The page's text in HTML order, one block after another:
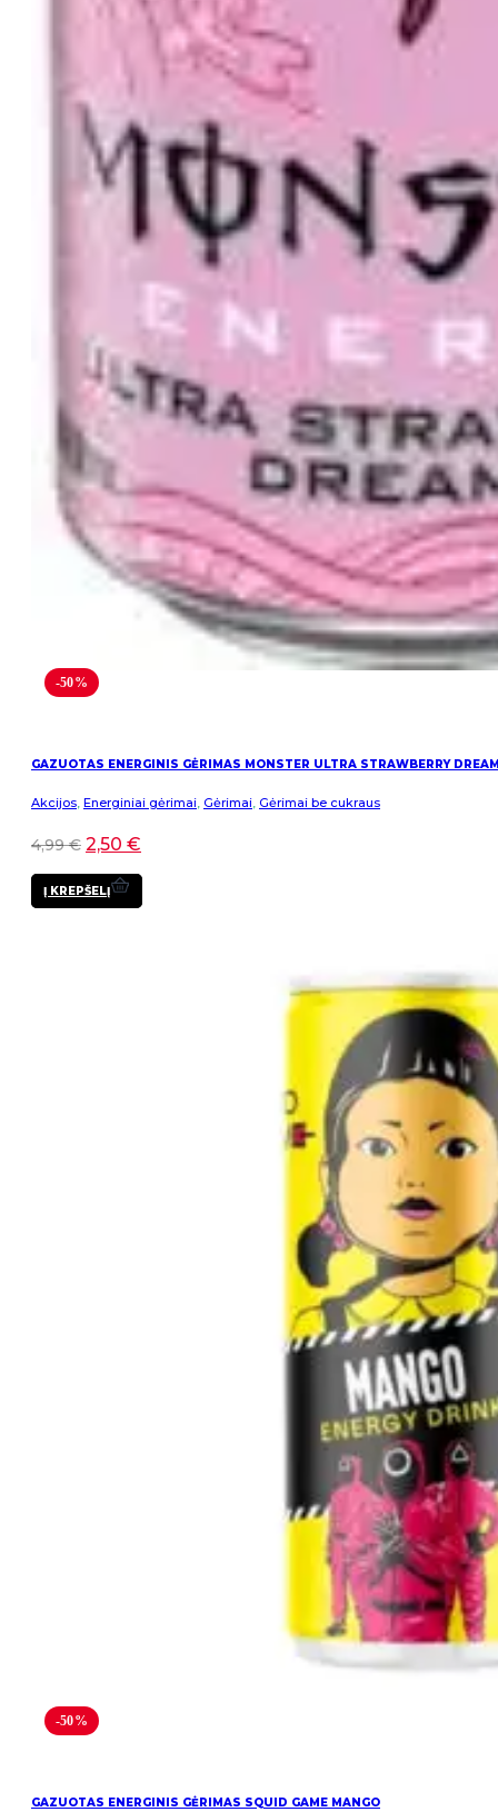
-50%
GAZUOTAS ENERGINIS GĖRIMAS MONSTER ULTRA STRAWBERRY
Akcijos Energiniai gėrimai Gėrimai Gėrimai be cukraus
4,99€ 2,50 €
Į KREPŠELĮ
-50%
GAZUOTAS ENERGINIS GĖRIMAS SQUID GAME MANGO